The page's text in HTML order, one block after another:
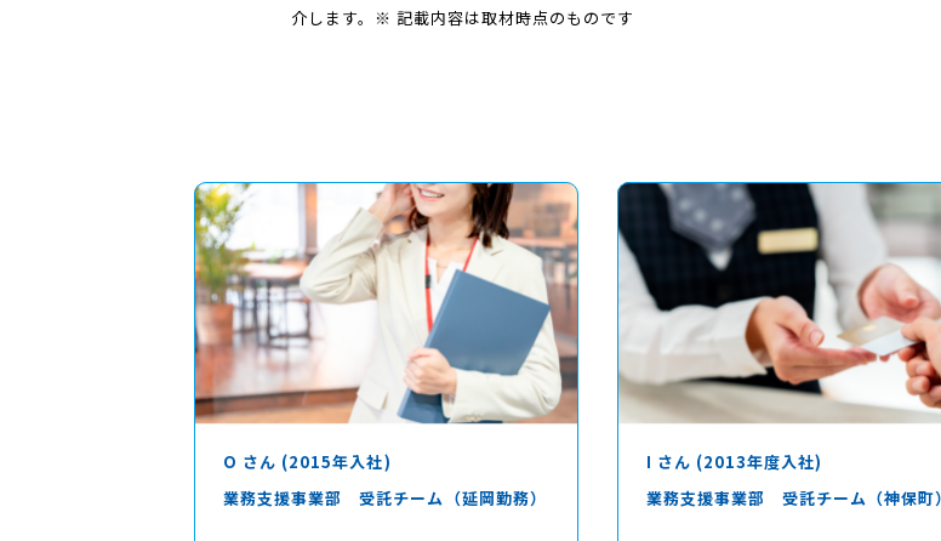
介します。※ 記載内容は取材時点のものです
O さん (2015年入社)
業務支援事業部 受託チーム（延岡勤務）
I さん (2013年度入社)
業務支援事業部 受託チーム（神保町）